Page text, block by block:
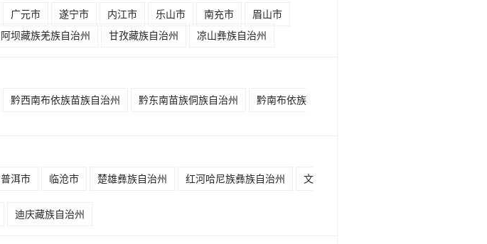
广元市 遂宁市 内江市 乐山市 南充市
眉山市
阿坝藏族羌族自治州 甘孜藏族自治州 凉山彝族自治州
黔西南布依族苗族自治州 黔东南苗族侗族自治州
黔南布依族
普洱市 临沧市 楚雄彝族自治州 红河哈尼族彝族自治州
文
迪庆藏族自治州